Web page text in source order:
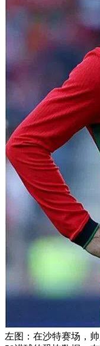
左图：在沙特赛场，